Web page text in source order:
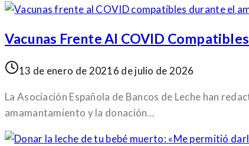
Vacunas Frente Al COVID
13 de enero de 20216 de julio de 2026
La Asociación Española de Bancos de Leche han
amamantamiento y la donación…